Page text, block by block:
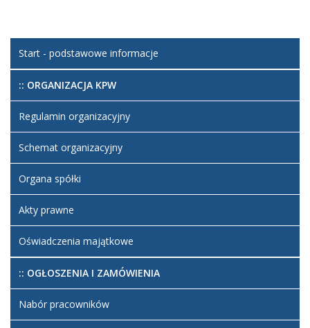
Start - podstawowe informacje
:: ORGANIZACJA KPW
Regulamin organizacyjny
Schemat organizacyjny
Organa spółki
Akty prawne
Oświadczenia majątkowe
:: OGŁOSZENIA I ZAMÓWIENIA
Nabór pracowników